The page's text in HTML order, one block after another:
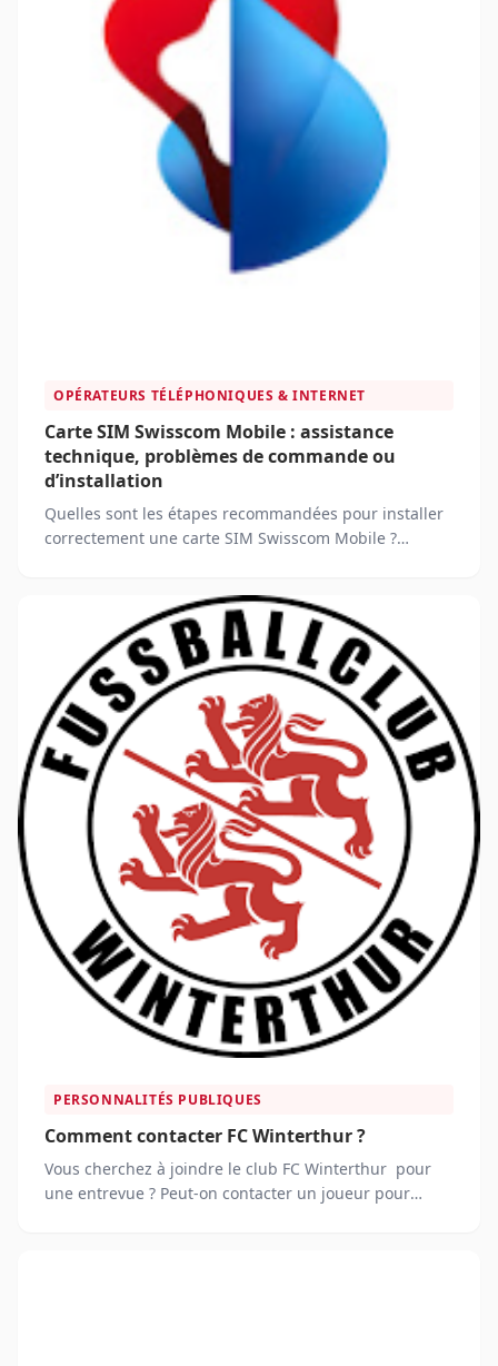
OPÉRATEURS TÉLÉPHONIQUES & INTERNET
Carte SIM Swisscom Mobile : assistance
technique, problèmes de commande ou
d’installation
Quelles sont les étapes recommandées pour installer
correctement une carte SIM Swisscom Mobile ?
Mobile après l'installation ?
PERSONNALITÉS PUBLIQUES
Comment contacter FC Winterthur ?
Vous cherchez à joindre le club FC Winterthur pour
une entrevue ? Peut-on contacter un joueur pour